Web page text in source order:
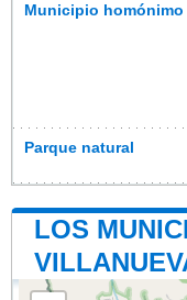
Municipio homónimo
Parque natural
LOS